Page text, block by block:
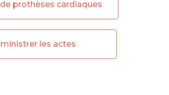
prothèses cardiaques
les actes